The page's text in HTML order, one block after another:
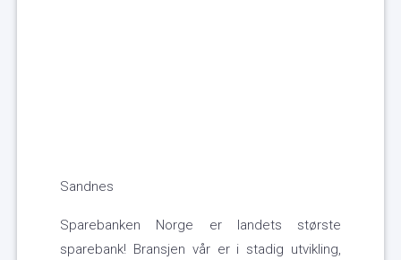
Sandnes
Sparebanken Norge er landets største
sparebank! Bransjen vår er i stadig utvikling,